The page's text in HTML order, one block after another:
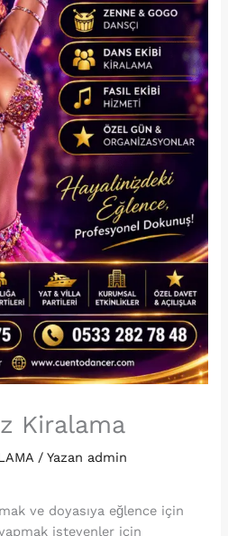
Kiralama
/ Yazan admin
ve doyasıya eğlence için
isteyenler için